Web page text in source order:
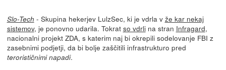
Slo-Tech - Skupina hekerjev LulzSec, ki je vdrla v že kar nekaj
sistemov, je ponovno udarila. Tokrat so vdrlina stran Infragard,
nacionalni projekt ZDA, s katerim naj bi okrepili sodelovanje FBI z
zasebnimi podjetji, da bi bolje zaščitili infrastrukturo pred
terorističnimi napadi.